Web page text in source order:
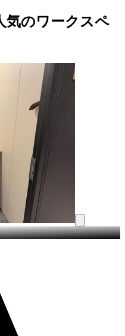
気のワークスペ